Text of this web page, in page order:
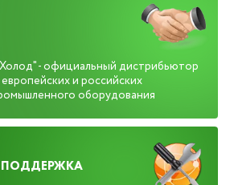
- официальный дистрибьютор
и российских
оборудования
ПОДДЕРЖКА